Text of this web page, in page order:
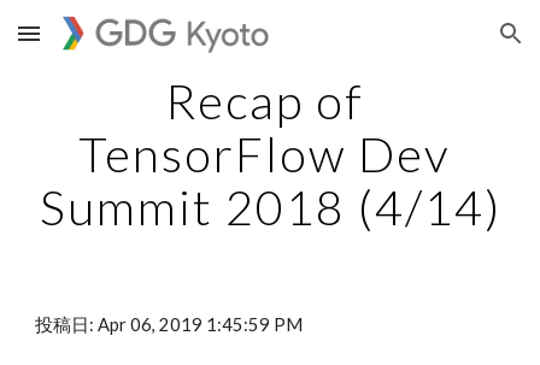
Skip to main content Skip to navigation
Recap of
TensorFlow Dev
Summit 2018 (4/14)
投稿日: Apr 06, 2019 1:45:59 PM